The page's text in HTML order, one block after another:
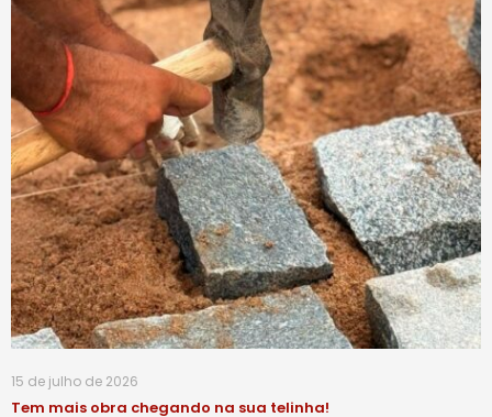
15 de julho de 2026
Tem mais obra chegando na sua telinha!